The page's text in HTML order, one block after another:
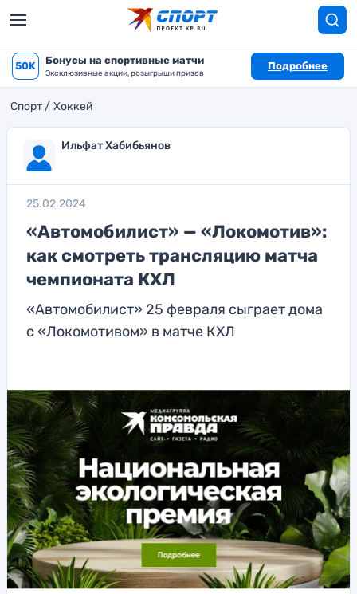
50K Бонусы на спортивные матчи
Эксклюзивные акции, розыгрыши призов
Подробнее
Спорт Хоккей
Ильфат Хабибьянов
25.02.2024
«Автомобилист» — «Локомотив»:
как смотреть трансляцию матча
чемпионата КХЛ
«Автомобилист» 25 февраля сыграет дома
с «Локомотивом» в матче КХЛ